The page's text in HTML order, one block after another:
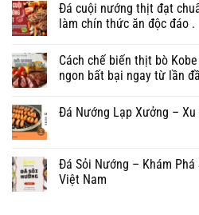
Đá cuội nướng thịt đạt
làm chín thức ăn độc đáo .
Cách chế biến thịt bò
ngon bất bại ngay từ lần
Đá Nướng Lạp Xưởng –
Đá Sỏi Nướng – Khám
Việt Nam